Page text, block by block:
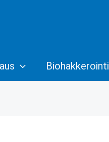
Biohakkerointi